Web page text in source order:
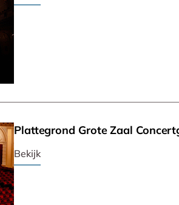
Plattegrond Grote Zaal
Bekijk